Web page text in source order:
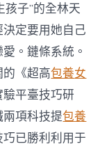
子”的全林天
定要用她自己
。鏈條系統。
的《超高包養女
平臺技巧研
項科技提包養
已勝利利用于